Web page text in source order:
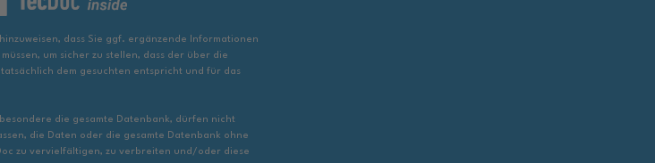
dass Sie ggf. ergänzende Informationen
um sicher zu stellen, dass der über die
dem gesuchten entspricht und für das
die gesamte Datenbank, dürfen nicht
die Daten oder die gesamte Datenbank ohne
zu vervielfältigen, zu verbreiten und/oder diese